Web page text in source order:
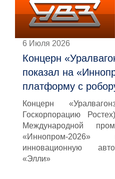
6 Июля 2026
Концерн
показал на
платформу с
Концерн
Госкорпорацию
Международной
«Иннопром-2026»
инновационную
«Элли»